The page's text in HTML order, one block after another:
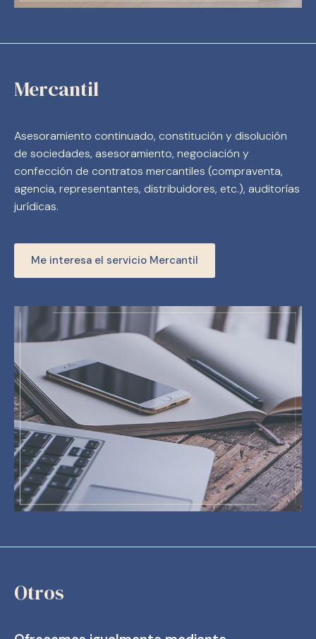
Mercantil
Asesoramiento continuado, constitución y disolución
de sociedades, asesoramiento, negociación y
confección de contratos mercantiles (compraventa,
agencia, representantes, distribuidores, etc.), auditorías
jurídicas.
Me interesa el servicio Mercantil
Otros